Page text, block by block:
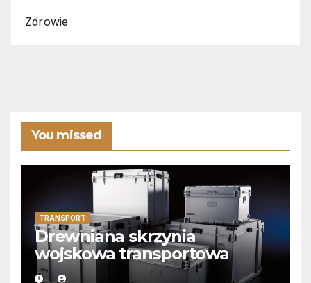
Zdrowie
You missed
TRANSPORT
Drewniana skrzynia
wojskowa transportowa